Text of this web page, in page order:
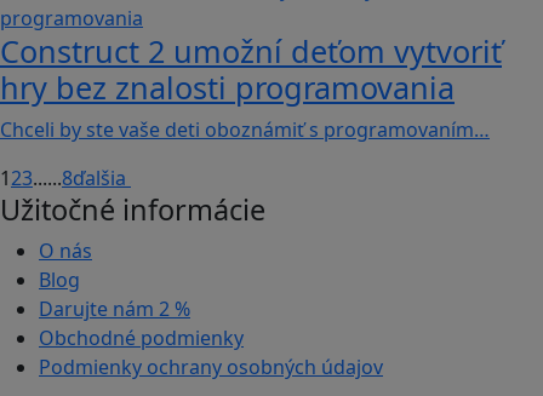
Construct 2 umožní deťom vytvoriť
hry bez znalosti programovania
Chceli by ste vaše deti oboznámiť s programovaním…
123......8ďalšia
Užitočné informácie
O nás
Blog
Darujte nám 2 %
Obchodné podmienky
Podmienky ochrany osobných údajov